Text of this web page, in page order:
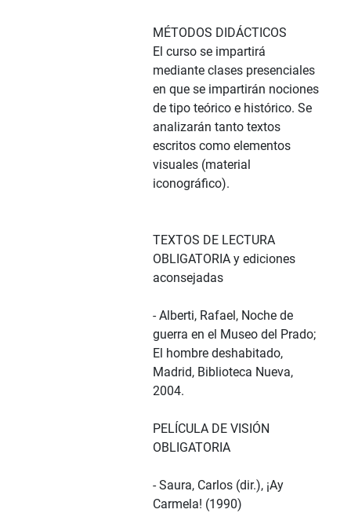
MÉTODOS DIDÁCTICOS
El curso se impartirá
mediante clases presenciales
en que se impartirán nociones
de tipo teórico e histórico. Se
analizarán tanto textos
escritos como elementos
visuales (material
iconográfico).
TEXTOS DE LECTURA
OBLIGATORIA y ediciones
aconsejadas
- Alberti, Rafael, Noche de
guerra en el Museo del Prado;
El hombre deshabitado,
Madrid, Biblioteca Nueva,
2004.
PELÍCULA DE VISIÓN
OBLIGATORIA
- Saura, Carlos (dir.), ¡Ay
Carmela! (1990)